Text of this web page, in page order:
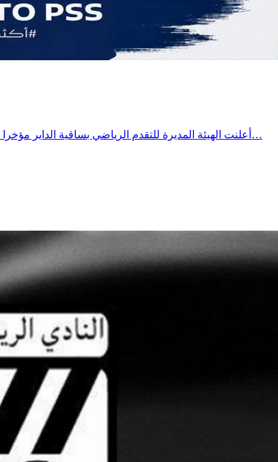
أعلنت الهيئة المديرة للتقدم الرياضي بساقية الداير مؤخرا عن تعيين السيد بلال بن علية رئيسًا لفرع كرة القدم وتمنت له كامل التوفيق والنجاح في مهمته، لما فيه…